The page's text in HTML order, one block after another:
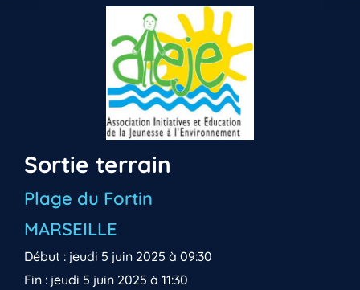
Sortie terrain
Plage du Fortin
MARSEILLE
Début : jeudi 5 juin 2025 à 09:30
Fin : jeudi 5 juin 2025 à 11:30